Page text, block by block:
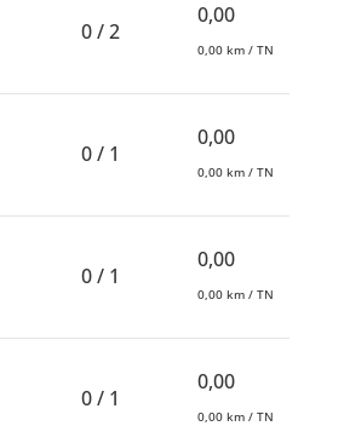
0 / 2
0,00
0,00 km / TN
0 / 1
0,00
0,00 km / TN
0 / 1
0,00
0,00 km / TN
0 / 1
0,00
0,00 km / TN